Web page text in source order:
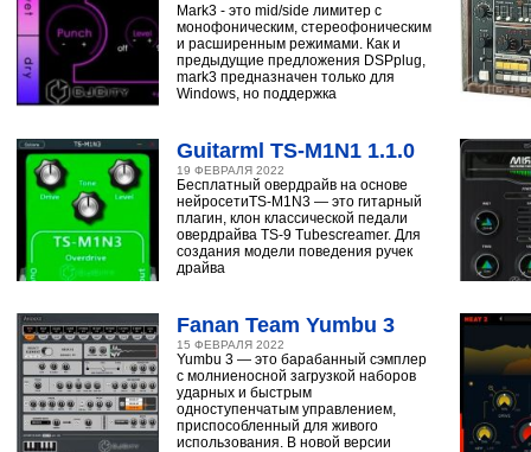
Mark3 - это mid/side лимитер с
монофоническим, стереофоническим
и расширенным режимами. Как и
предыдущие предложения DSPplug,
mark3 предназначен только для
Windows, но поддержка
Guitarml TS-M1N1 1.1.0
19 ФЕВРАЛЯ 2022
Бесплатный овердрайв на основе
нейросетиTS-M1N3 — это гитарный
плагин, клон классической педали
овердрайва TS-9 Tubescreamer. Для
создания модели поведения ручек
драйва
Fanan Team Yumbu 3
15 ФЕВРАЛЯ 2022
Yumbu 3 — это барабанный сэмплер
с молниеносной загрузкой наборов
ударных и быстрым
одноступенчатым управлением,
приспособленный для живого
использования. В новой версии